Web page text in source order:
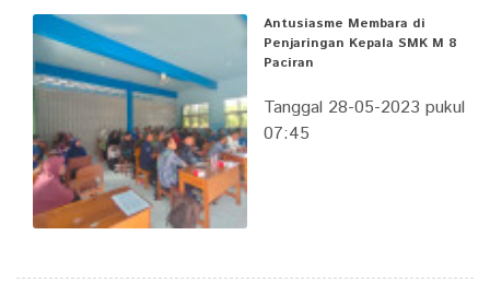
Antusiasme Membara di
Penjaringan Kepala SMK M 8
Paciran
Tanggal 28-05-2023 pukul
07:45